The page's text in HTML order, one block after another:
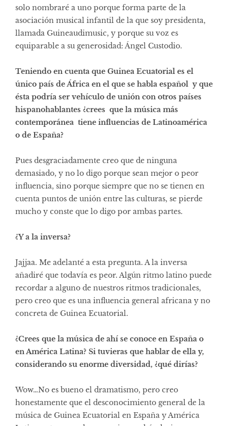
solo nombraré a uno porque forma parte de la
asociación musical infantil de la que soy presidenta,
llamada Guineaudimusic, y porque su voz es
equiparable a su generosidad: Ángel Custodio.
Teniendo en cuenta que Guinea Ecuatorial es el
único país de África en el que se habla español y que
ésta podría ser vehículo de unión con otros países
hispanohablantes ¿crees que la música más
contemporánea tiene influencias de Latinoamérica
o de España?
Pues desgraciadamente creo que de ninguna
demasiado, y no lo digo porque sean mejor o peor
influencia, sino porque siempre que no se tienen en
cuenta puntos de unión entre las culturas, se pierde
mucho y conste que lo digo por ambas partes.
¿Y a la inversa?
Jajjaa. Me adelanté a esta pregunta. A la inversa
añadiré que todavía es peor. Algún ritmo latino puede
recordar a alguno de nuestros ritmos tradicionales,
pero creo que es una influencia general africana y no
concreta de Guinea Ecuatorial.
¿Crees que la música de ahí se conoce en España o
en América Latina? Si tuvieras que hablar de ella y,
considerando su enorme diversidad, ¿qué dirías?
Wow…No es bueno el dramatismo, pero creo
honestamente que el desconocimiento general de la
música de Guinea Ecuatorial en España y América